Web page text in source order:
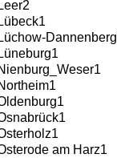
Leer2
Lübeck1
Lüchow-Dannenberg
Lüneburg1
1
1
1
1
1
am Harz1